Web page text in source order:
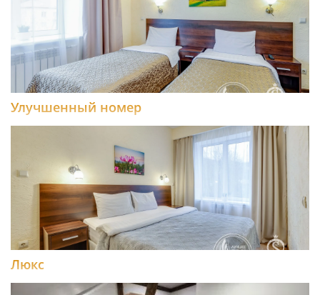
Улучшенный номер
Люкс